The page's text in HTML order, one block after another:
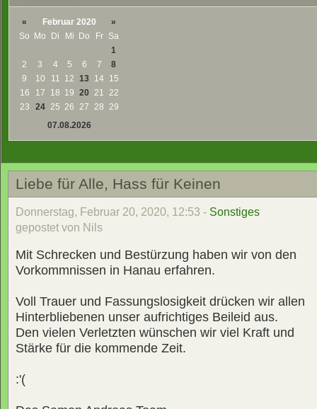
« Februar 2020
»
So Mo Di Mi Do Fr
Sa
1
2
3 4 5 6 7
8
9
10 11 12 13 14 15
16
17 18 19 20 21 22
23
24 25 26 27 28 29
07.08.2026
Liebe für Alle, Hass für Keinen
Donnerstag, Februar 20, 2020, 12:53 - Sonstiges
gepostet von Nils
Mit Schrecken und Bestürzung haben wir von den
Vorkommnissen in Hanau erfahren.
Voll Trauer und Fassungslosigkeit drücken wir allen
Hinterbliebenen unser aufrichtiges Beileid aus.
Den vielen Verletzten wünschen wir viel Kraft und
Stärke für die kommende Zeit.
:'(